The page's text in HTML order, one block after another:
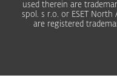
used therein are
spol. s r.o. or ESET
are registered